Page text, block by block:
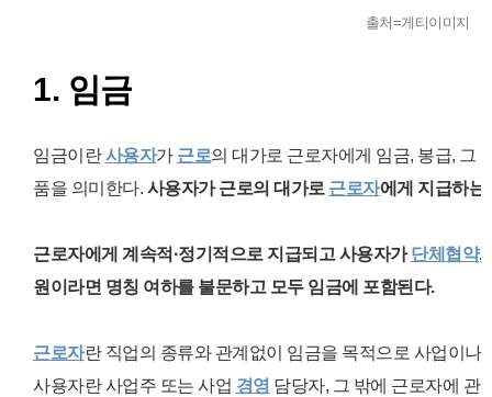
출처=게티이미지
1. 임금
임금이란 사용자가 근로의 대가로 근로자에게 임금, 봉급, 그
품을 의미한다. 사용자가 근로의 대가로 근로자에게 지급하는
근로자에게 계속적·정기적으로 지급되고 사용자가 단체협약,
원이라면 명칭 여하를 불문하고 모두 임금에 포함된다.
근로자란 직업의 종류와 관계없이 임금을 목적으로 사업이나
사용자란 사업주 또는 사업 경영 담당자, 그 밖에 근로자에 관